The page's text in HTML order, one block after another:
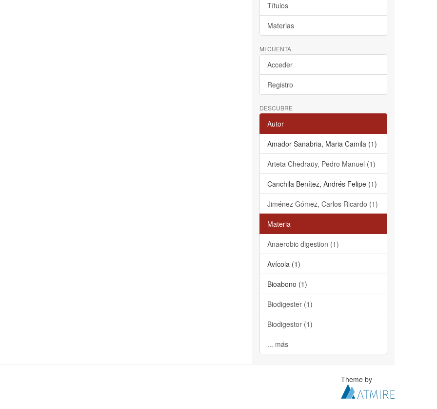
Títulos
Materias
MI CUENTA
Acceder
Registro
DESCUBRE
Autor
Amador Sanabria, Maria Camila (1)
Arteta Chedraüy, Pedro Manuel (1)
Canchila Benítez, Andrés Felipe (1)
Jiménez Gómez, Carlos Ricardo (1)
Materia
Anaerobic digestion (1)
Avícola (1)
Bioabono (1)
Biodigester (1)
Biodigestor (1)
... más
Theme by